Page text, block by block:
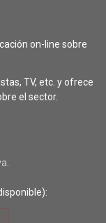
on-line sobre
TV, etc. y ofrece
el sector.